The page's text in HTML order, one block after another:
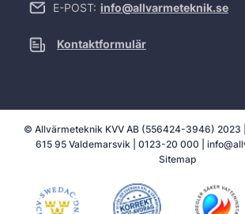
E-POST: info@allvarmeteknik.se
Kontaktformulär
© Allvärmeteknik KVV AB (556424-3946) 2023
615 95 Valdemarsvik | 0123-20 000
Sitemap